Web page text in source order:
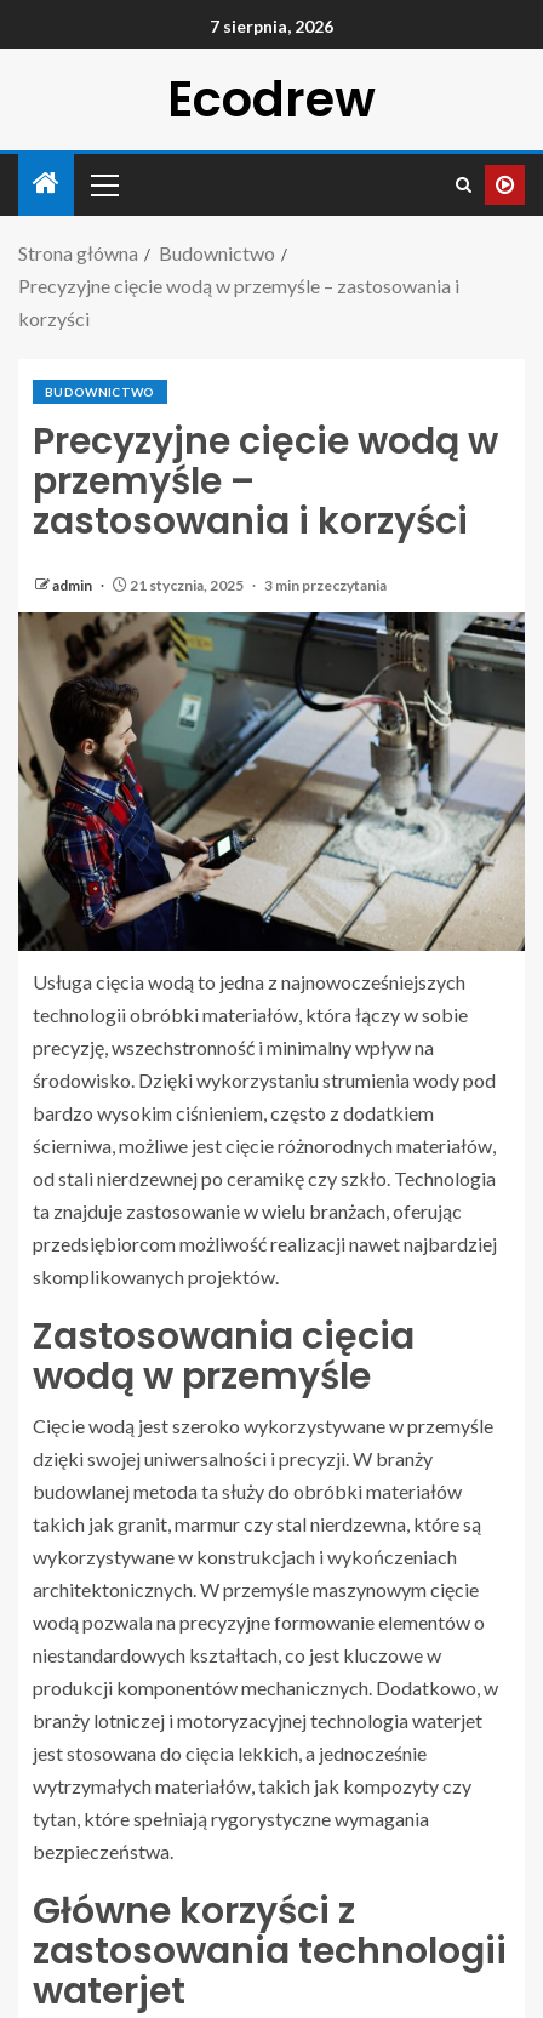
7 sierpnia, 2026
Ecodrew
Strona główna
Budownictwo
Precyzyjne cięcie wodą w przemyśle – zastosowania i
korzyści
BUDOWNICTWO
Precyzyjne cięcie wodą w
przemyśle –
zastosowania i korzyści
admin 21 stycznia, 2025 3 min przeczytania
Usługa cięcia wodą to jedna z najnowocześniejszych
technologii obróbki materiałów, która łączy w sobie
precyzję, wszechstronność i minimalny wpływ na
środowisko. Dzięki wykorzystaniu strumienia wody pod
bardzo wysokim ciśnieniem, często z dodatkiem
ścierniwa, możliwe jest cięcie różnorodnych materiałów,
od stali nierdzewnej po ceramikę czy szkło. Technologia
ta znajduje zastosowanie w wielu branżach, oferując
przedsiębiorcom możliwość realizacji nawet najbardziej
skomplikowanych projektów.
Zastosowania cięcia
wodą w przemyśle
Cięcie wodą jest szeroko wykorzystywane w przemyśle
dzięki swojej uniwersalności i precyzji. W branży
budowlanej metoda ta służy do obróbki materiałów
takich jak granit, marmur czy stal nierdzewna, które są
wykorzystywane w konstrukcjach i wykończeniach
architektonicznych. W przemyśle maszynowym cięcie
wodą pozwala na precyzyjne formowanie elementów o
niestandardowych kształtach, co jest kluczowe w
produkcji komponentów mechanicznych. Dodatkowo, w
branży lotniczej i motoryzacyjnej technologia waterjet
jest stosowana do cięcia lekkich, a jednocześnie
wytrzymałych materiałów, takich jak kompozyty czy
tytan, które spełniają rygorystyczne wymagania
bezpieczeństwa.
Główne korzyści z
zastosowania technologii
waterjet